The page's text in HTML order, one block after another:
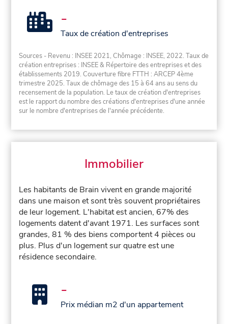
-
Taux de création d'entreprises
Sources - Revenu : INSEE 2021, Chômage : INSEE, 2022. Taux de
création entreprises : INSEE & Répertoire des entreprises et des
établissements 2019. Couverture fibre FTTH : ARCEP 4ème
trimestre 2025. Taux de chômage des 15 à 64 ans au sens du
recensement de la population. Le taux de création d'entreprises
est le rapport du nombre des créations d'entreprises d'une année
sur le nombre d'entreprises de l'année précédente.
Immobilier
Les habitants de Brain vivent en grande majorité
dans une maison et sont très souvent propriétaires
de leur logement. L'habitat est ancien, 67% des
logements datent d'avant 1971. Les surfaces sont
grandes, 81 % des biens comportent 4 pièces ou
plus. Plus d'un logement sur quatre est une
résidence secondaire.
-
Prix médian m2 d'un appartement